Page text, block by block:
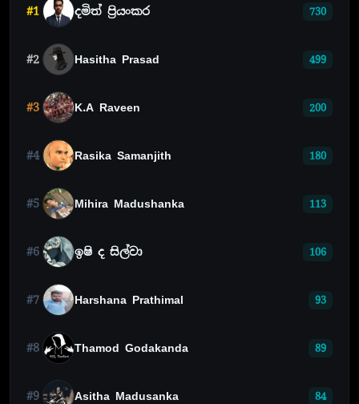
#1 දමිත් ප්‍රියංකර 730
#2 Hasitha Prasad 499
#3 K.A Raveen 200
#4 Rasika Samanjith 180
#5 Mihira Madushanka 113
#6 ඉෂි ද සිල්වා 106
#7 Harshana Prathimal 93
#8 Thamod Godakanda 89
#9 Asitha Madusanka 84